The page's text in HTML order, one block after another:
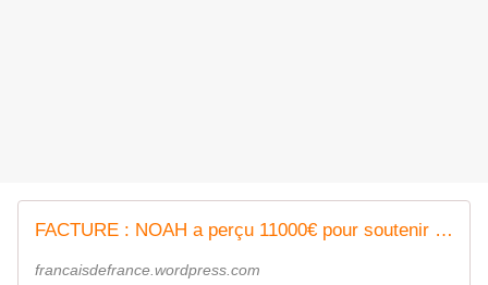
FACTURE : NOAH a perçu 11000€ pour soutenir NEUNEU 1ER au BOURGET
francaisdefrance.wordpress.com